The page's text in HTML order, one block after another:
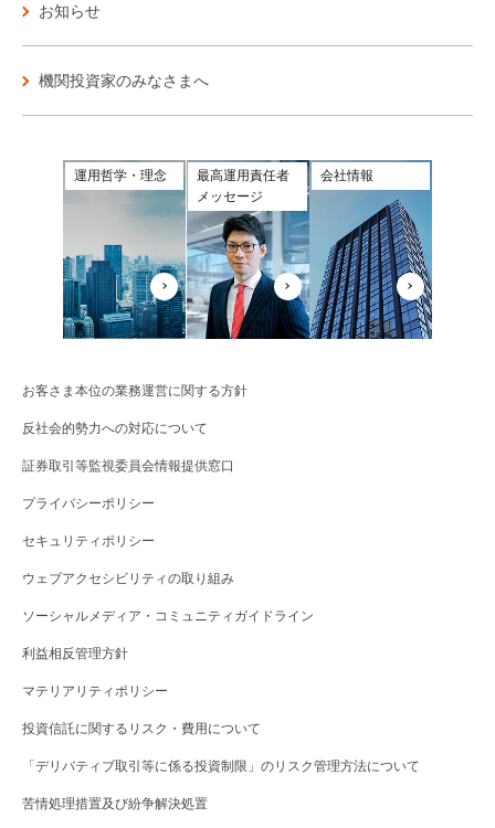
お知らせ
機関投資家のみなさまへ
運用哲学・理念
最高運用責任者
メッセージ
会社情報
お客さま本位の業務運営に関する方針
反社会的勢力への対応について
証券取引等監視委員会情報提供窓口
プライバシーポリシー
セキュリティポリシー
ウェブアクセシビリティの取り組み
ソーシャルメディア・コミュニティガイドライン
利益相反管理方針
マテリアリティポリシー
投資信託に関するリスク・費用について
「デリバティブ取引等に係る投資制限」のリスク管理方法について
苦情処理措置及び紛争解決処置